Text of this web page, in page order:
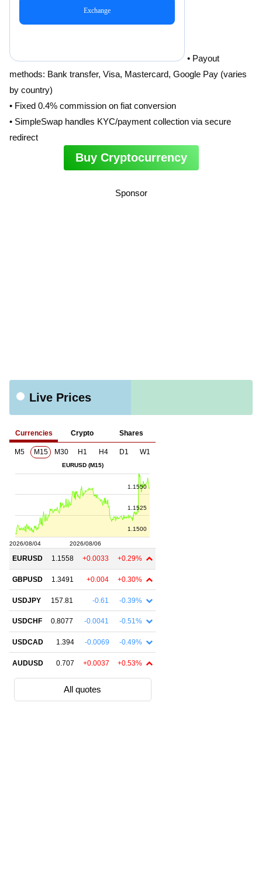
• Payout
methods: Bank transfer, Visa, Mastercard, Google Pay (varies
by country)
• Fixed 0.4% commission on fiat conversion
• SimpleSwap handles KYC/payment collection via secure
redirect
Buy Cryptocurrency
Sponsor
Live Prices